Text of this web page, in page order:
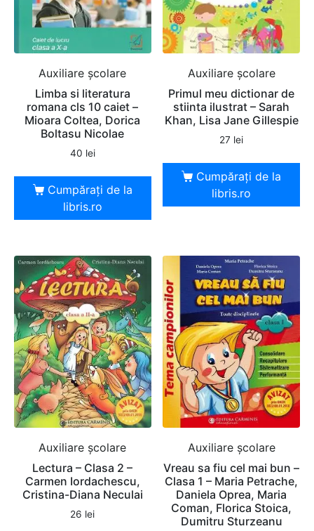
Auxiliare şcolare
Limba si literatura
romana cls 10 caiet –
Mioara Coltea, Dorica
Boltasu Nicolae
40 lei
Cumpărați de la
libris.ro
Auxiliare şcolare
Primul meu dictionar de
stiinta ilustrat – Sarah
Khan, Lisa Jane Gillespie
27 lei
Cumpărați de la
libris.ro
Auxiliare şcolare
Lectura – Clasa 2 –
Carmen Iordachescu,
Cristina-Diana Neculai
26 lei
Auxiliare şcolare
Vreau sa fiu cel mai bun –
Clasa 1 – Maria Petrache,
Daniela Oprea, Maria
Coman, Florica Stoica,
Dumitru Sturzeanu